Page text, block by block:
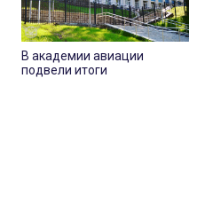
В академии авиации
подвели итоги